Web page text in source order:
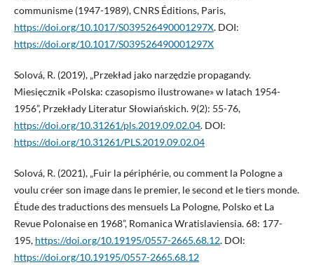
communisme (1947-1989), CNRS Éditions, Paris,
https://doi.org/10.1017/S039526490001297X. DOI:
https://doi.org/10.1017/S039526490001297X
Solová, R. (2019), „Przekład jako narzędzie propagandy.
Miesięcznik «Polska: czasopismo ilustrowane» w latach 1954-
1956”, Przekłady Literatur Słowiańskich. 9(2): 55-76,
https://doi.org/10.31261/pls.2019.09.02.04. DOI:
https://doi.org/10.31261/PLS.2019.09.02.04
Solová, R. (2021), „Fuir la périphérie, ou comment la Pologne a
voulu créer son image dans le premier, le second et le tiers monde.
Étude des traductions des mensuels La Pologne, Polsko et La
Revue Polonaise en 1968”, Romanica Wratislaviensia. 68: 177-
195, https://doi.org/10.19195/0557-2665.68.12. DOI:
https://doi.org/10.19195/0557-2665.68.12